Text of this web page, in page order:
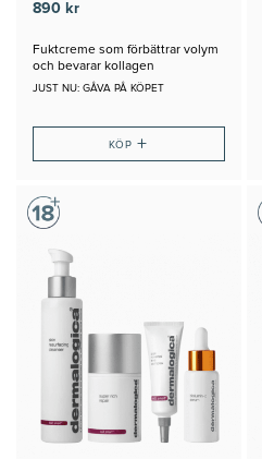
890 kr
Fuktcreme som förbättrar volym
och bevarar kollagen
JUST NU: GÅVA PÅ KÖPET
KÖP+